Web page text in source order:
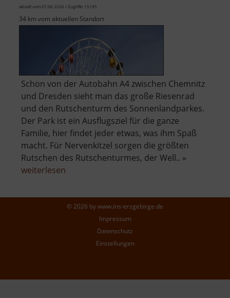
aktuell vom 07.06.2026 / Zugriffe: 15195
34 km vom aktuellen Standort
Schon von der Autobahn A4 zwischen Chemnitz
und Dresden sieht man das große Riesenrad
und den Rutschenturm des Sonnenlandparkes.
Der Park ist ein Ausflugsziel für die ganze
Familie, hier findet jeder etwas, was ihm Spaß
macht. Für Nervenkitzel sorgen die größten
Rutschen des Rutschenturmes, der Well.. »
weiterlesen
© 2026 bywww.ins-erzgebirge.de
Impressum
Datenschutz
Einstellungen